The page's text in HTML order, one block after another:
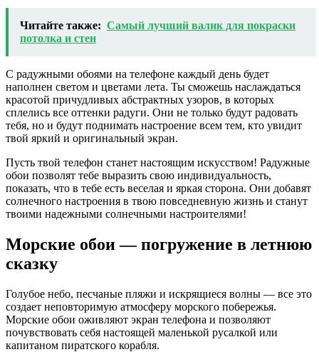
Читайте также: Самый лучший валик для покраски
потолка и стен
С радужными обоями на телефоне каждый день будет
наполнен светом и цветами лета. Ты сможешь наслаждаться
красотой причудливых абстрактных узоров, в которых
сплелись все оттенки радуги. Они не только будут радовать
тебя, но и будут поднимать настроение всем тем, кто увидит
твой яркий и оригинальный экран.
Пусть твой телефон станет настоящим искусством! Радужные
обои позволят тебе выразить свою индивидуальность,
показать, что в тебе есть веселая и яркая сторона. Они добавят
солнечного настроения в твою повседневную жизнь и станут
твоими надежными солнечными настроителями!
Морские обои — погружение в летнюю
сказку
Голубое небо, песчаные пляжи и искрящиеся волны — все это
создает неповторимую атмосферу морского побережья.
Морские обои оживляют экран телефона и позволяют
почувствовать себя настоящей маленькой русалкой или
капитаном пиратского корабля.